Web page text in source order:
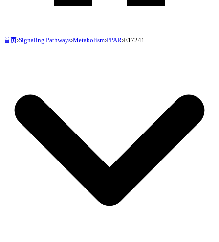
首页›Signaling Pathways›Metabolism›PPAR›E17241